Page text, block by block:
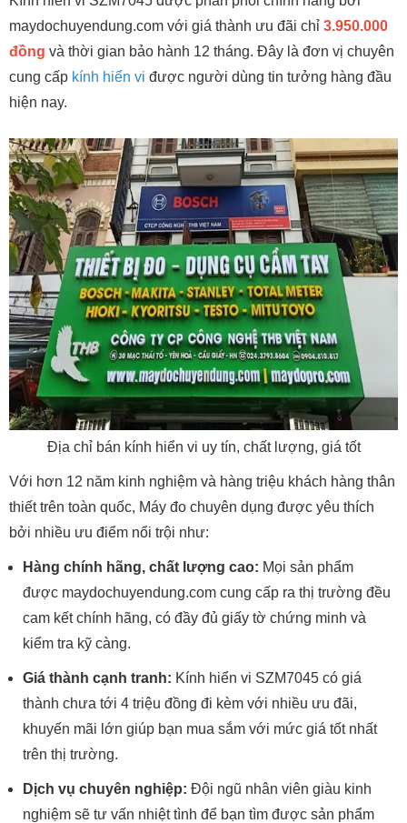
maydochuyendung.com với giá thành ưu đãi chỉ 3.950.000
đồng và thời gian bảo hành 12 tháng. Đây là đơn vị chuyên
cung cấp kính hiển vi được người dùng tin tưởng hàng đầu
hiện nay.
Địa chỉ bán kính hiển vi uy tín, chất lượng, giá tốt
Với hơn 12 năm kinh nghiệm và hàng triệu khách hàng thân
thiết trên toàn quốc, Máy đo chuyên dụng được yêu thích
bởi nhiều ưu điểm nổi trội như:
Hàng chính hãng, chất lượng cao: Mọi sản phẩm
được maydochuyendung.com cung cấp ra thị trường đều
cam kết chính hãng, có đầy đủ giấy tờ chứng minh và
kiểm tra kỹ càng.
Giá thành cạnh tranh: Kính hiển vi SZM7045 có giá
thành chưa tới 4 triệu đồng đi kèm với nhiều ưu đãi,
khuyến mãi lớn giúp bạn mua sắm với mức giá tốt nhất
trên thị trường.
Dịch vụ chuyên nghiệp: Đội ngũ nhân viên giàu kinh
nghiệm sẽ tư vấn nhiệt tình để bạn tìm được sản phẩm